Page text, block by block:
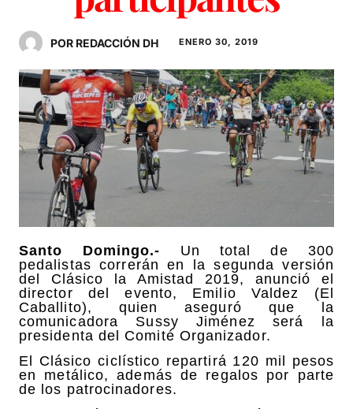
POR REDACCIÓN DH ENERO 30, 2019
Santo Domingo.- Un total de 300
pedalistas correrán en la segunda versión
del Clásico la Amistad 2019, anunció el
director del evento, Emilio Valdez (El
Caballito), quien aseguró que la
comunicadora Sussy Jiménez será la
presidenta del Comité Organizador.
El Clásico ciclístico repartirá 120 mil pesos
en metálico, además de regalos por parte
de los patrocinadores.